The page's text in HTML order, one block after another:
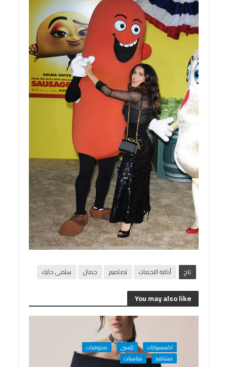
تاج أناقة النجمات تصاميم جمال سلمى حايك
You may also like
اكسسوارات رئيسى
مجوهرات
مشاهير
مناسبات